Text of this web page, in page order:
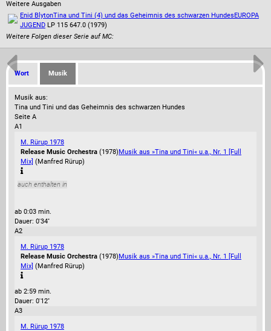
Weitere Ausgaben
Enid BlytonTina und Tini (4) und das Geheimnis des schwarzen HundesEUROPA
JUGEND LP 115 647.0 (1979)
Weitere Folgen dieser Serie auf MC:
Wort Musik
Musik aus:
Tina und Tini und das Geheimnis des schwarzen Hundes
Seite A
A1
M. Rürup 1978
Release Music Orchestra (1978)Musik aus »Tina und Tini« u.a., Nr. 1 [Full
Mix] (Manfred Rürup)
auch enthalten in
ab 0:03 min.
Dauer: 0'34''
A2
M. Rürup 1978
Release Music Orchestra (1978)Musik aus »Tina und Tini« u.a., Nr. 1 [Full
Mix] (Manfred Rürup)
ab 2:59 min.
Dauer: 0'12''
A3
M. Rürup 1978